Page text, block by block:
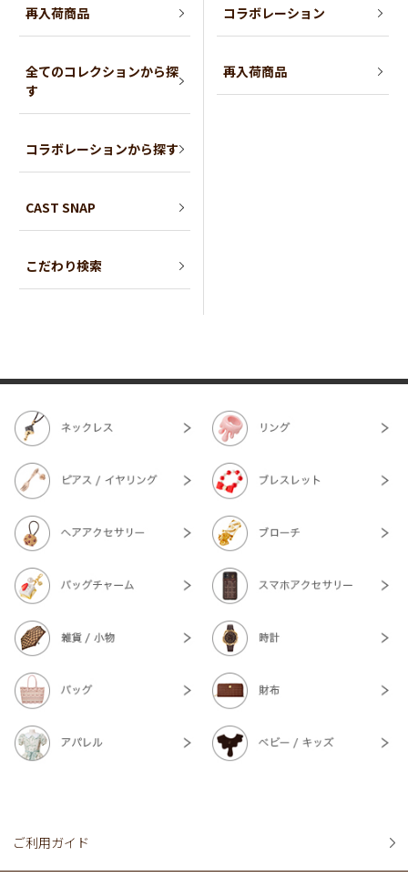
再入荷商品
全てのコレクションから探
す
コラボレーションから探す
CAST SNAP
こだわり検索
コラボレーション
再入荷商品
ご利用ガイド